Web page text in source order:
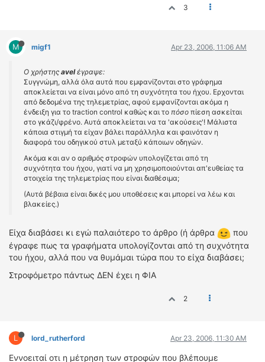
3
M migf1 Apr 23, 2006, 11:06 AM
Ο χρήστης avelέγραψε:
Συγγνώμη, αλλά όλα αυτά που εμφανίζονται στο γράφημα
αποκλείεται να είναι μόνο από τη συχνότητα του ήχου. Ερχονται
από δεδομένα της τηλεμετρίας, αφού εμφανίζονται ακόμα η
ένδειξη για το traction control καθώς και το πόσο πίεση ασκείται
στο γκάζι/φρένο. Αυτά αποκλείεται να τα 'ακούσεις'! Μάλιστα
κάποια στιγμή τα είχαν βάλει παράλληλα και φαινόταν η
διαφορά του οδηγικού στυλ μεταξύ κάποιων οδηγών.
Ακόμα και αν ο αριθμός στροφών υπολογίζεται από τη
συχνότητα του ήχου, γιατί να μη χρησιμοποιούνται απ'ευθείας τα
στοιχεία της τηλεμετρίας που είναι διαθέσιμα;
(Αυτά βέβαια είναι δικές μου υποθέσεις και μπορεί να λέω και
βλακείες.)
Είχα διαβάσει κι εγώ παλαιότερο το άρθρο (ή άρθρα
που
έγραφε πως τα γραφήματα υπολογίζονται από τη συχνότητα
του ήχου, αλλά που να θυμάμαι τώρα που το είχα διαβάσει;
Στροφόμετρο πάντως ΔΕΝ έχει η ΦΙΑ
2
L lord_rutherford Apr 23, 2006, 11:30 AM
Εννοειταί οτι η μέτρηση των στροφών που βλέπουμε